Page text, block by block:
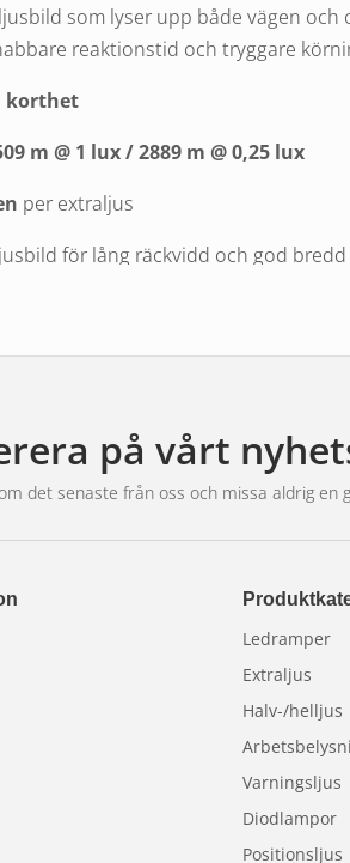
som lyser upp både vägen
reaktionstid och tryggare
korthet
m @ 1 lux / 2889 m @ 0,25 lux
per extraljus
för lång räckvidd och god bredd
kontrast i svåra
ivitt eller orange
är framtaget för att minska
med en färgtemperatur på
sticker ut
i
ger ett
i vitt eller orange kan du
klimat
är konstruerad för hård
och förbättrad kylning säkerställer
gör
på vårt
det senaste från oss och missa aldrig en
Ledramper
Extraljus
Halv-/helljus
Varningsljus
Diodlampor
Positionsljus